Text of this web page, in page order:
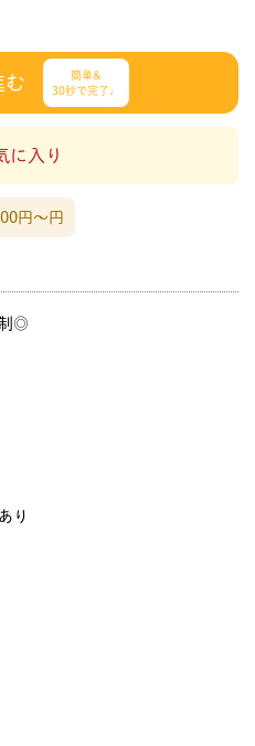
む
簡単&
30秒で完了♩
に入り
円〜円
◎
り